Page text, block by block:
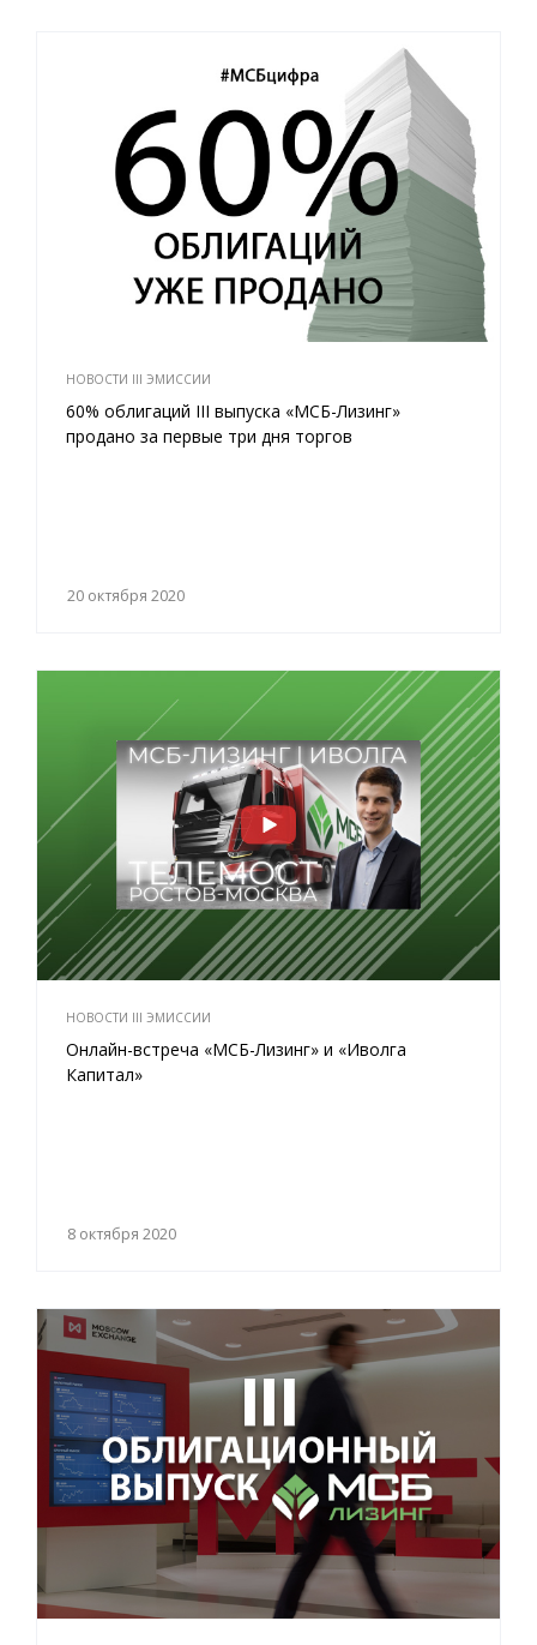
НОВОСТИ III ЭМИССИИ
60% облигаций III выпуска «МСБ-Лизинг»
продано за первые три дня торгов
20 октября 2020
НОВОСТИ III ЭМИССИИ
Онлайн-встреча «МСБ-Лизинг» и «Иволга
Капитал»
8 октября 2020